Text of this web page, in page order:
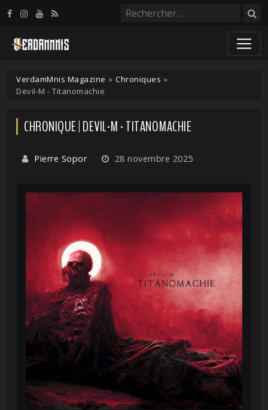
VerdamMnis Magazine » Chroniques »
Devil-M - Titanomachie
CHRONIQUE | DEVIL-M - TITANOMACHIE
Pierre Sopor 28 novembre 2025
Panneau de gestion des cookies